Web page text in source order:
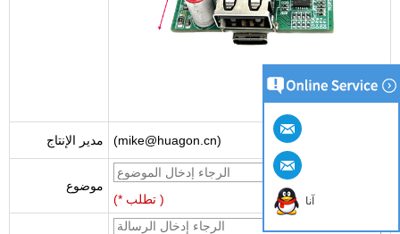
مدير الإنتاج (mike@huagon.cn)
موضوع
(* تطلب )
آنا